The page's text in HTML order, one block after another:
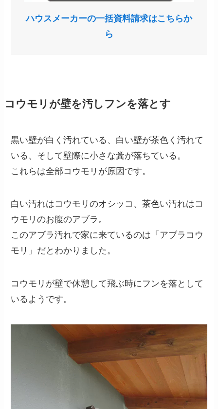
ハウスメーカーの一括資料請求はこちらか
ら
コウモリが壁を汚しフンを落とす
黒い壁が白く汚れている、白い壁が茶色く汚れて
いる、そして壁際に小さな糞が落ちている。
これらは全部コウモリが原因です。
白い汚れはコウモリのオシッコ、茶色い汚れはコ
ウモリのお腹のアブラ。
このアブラ汚れで家に来ているのは「アブラコウ
モリ」だとわかりました。
コウモリが壁で休憩して飛ぶ時にフンを落として
いるようです。